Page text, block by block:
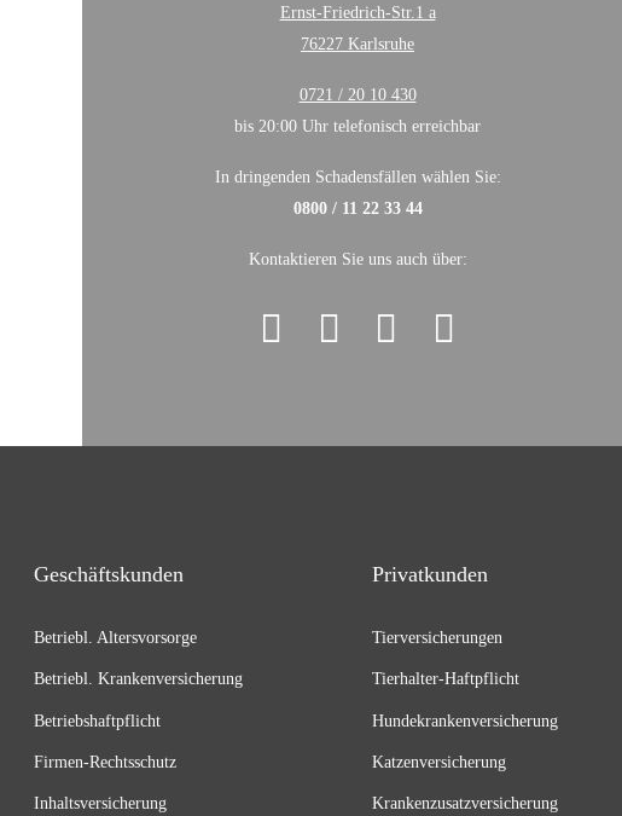
Ernst-Friedrich-Str.1 a
76227 Karlsruhe
0721 / 20 10 430
bis 20:00 Uhr telefonisch erreichbar
In dringenden Schadensfällen wählen Sie:
0800 / 11 22 33 44
Kontaktieren Sie uns auch über:
Geschäftskunden
Betriebl. Altersvorsorge
Betriebl. Krankenversicherung
Betriebshaftpflicht
Firmen-Rechtsschutz
Inhaltsversicherung
Privatkunden
Tierversicherungen
Tierhalter-Haftpflicht
Hundekrankenversicherung
Katzenversicherung
Krankenzusatzversicherung